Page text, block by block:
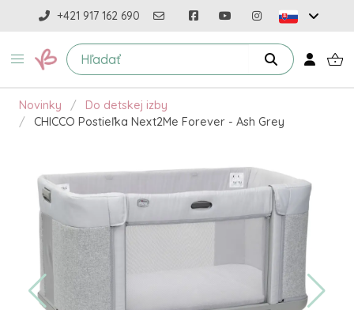
+421 917 162 690
Novinky
Do detskej izby
CHICCO Postieľka Next2Me Forever - Ash Grey